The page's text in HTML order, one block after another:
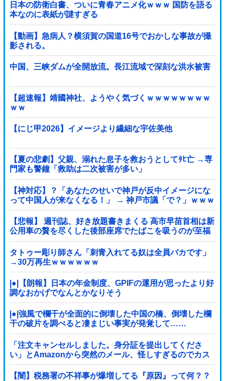
日本の防衛白書、ついに青春アニメ化ｗｗｗ 国防を語る
本なのに表紙が謎すぎる
【動画】急病人？横須賀の国道16号でおかしな事故が撮
影される。
中国、三峡ダムが全開放流。長江流域で深刻な洪水被害
【超速報】靖國神社、ようやく気づくｗｗｗｗｗｗｗｗ
ｗｗ
【にじ甲2026】イメージより繊細な宇佐美他
【夏の悲劇】父親、溺れた息子を救おうとしてﾀﾋ亡 →専
門家も警鐘「救助は二次被害が多い」
【神対応】？「あなたのせいで神戸が反中イメージにな
って中国人が来なくなる！」 → 神戸市議「で？」ｗｗｗ
ｗｗｗｗｗｗｗｗｗｗｗｗ
【悲報】 週刊誌、好き放題書きまくる 高市早苗首相は新
公用車の贅を尽くした後部座席でたばこを吸うのが至福
の時間「どんどん延びる乗車時間」
タトゥー彫り師さん「刺青入れてる奴は全員バカです」
→30万再生ｗｗｗｗｗｗ
|●|【朗報】日本の年金制度、GPIFの運用が思ったより好
調なおかげでなんとかなりそう
|●|強風で欄干が全面的に倒壊した中国の橋、倒壊した欄
干の破片を調べると凄まじい事実が発覚して……
「注文キャンセルしました。身分証を提出してくださ
い」とAmazonから突然のメール、怪しすぎるのでカス
タマーに確認したら……
【闇】税務署の不祥事が爆増してる『原因』って何？？